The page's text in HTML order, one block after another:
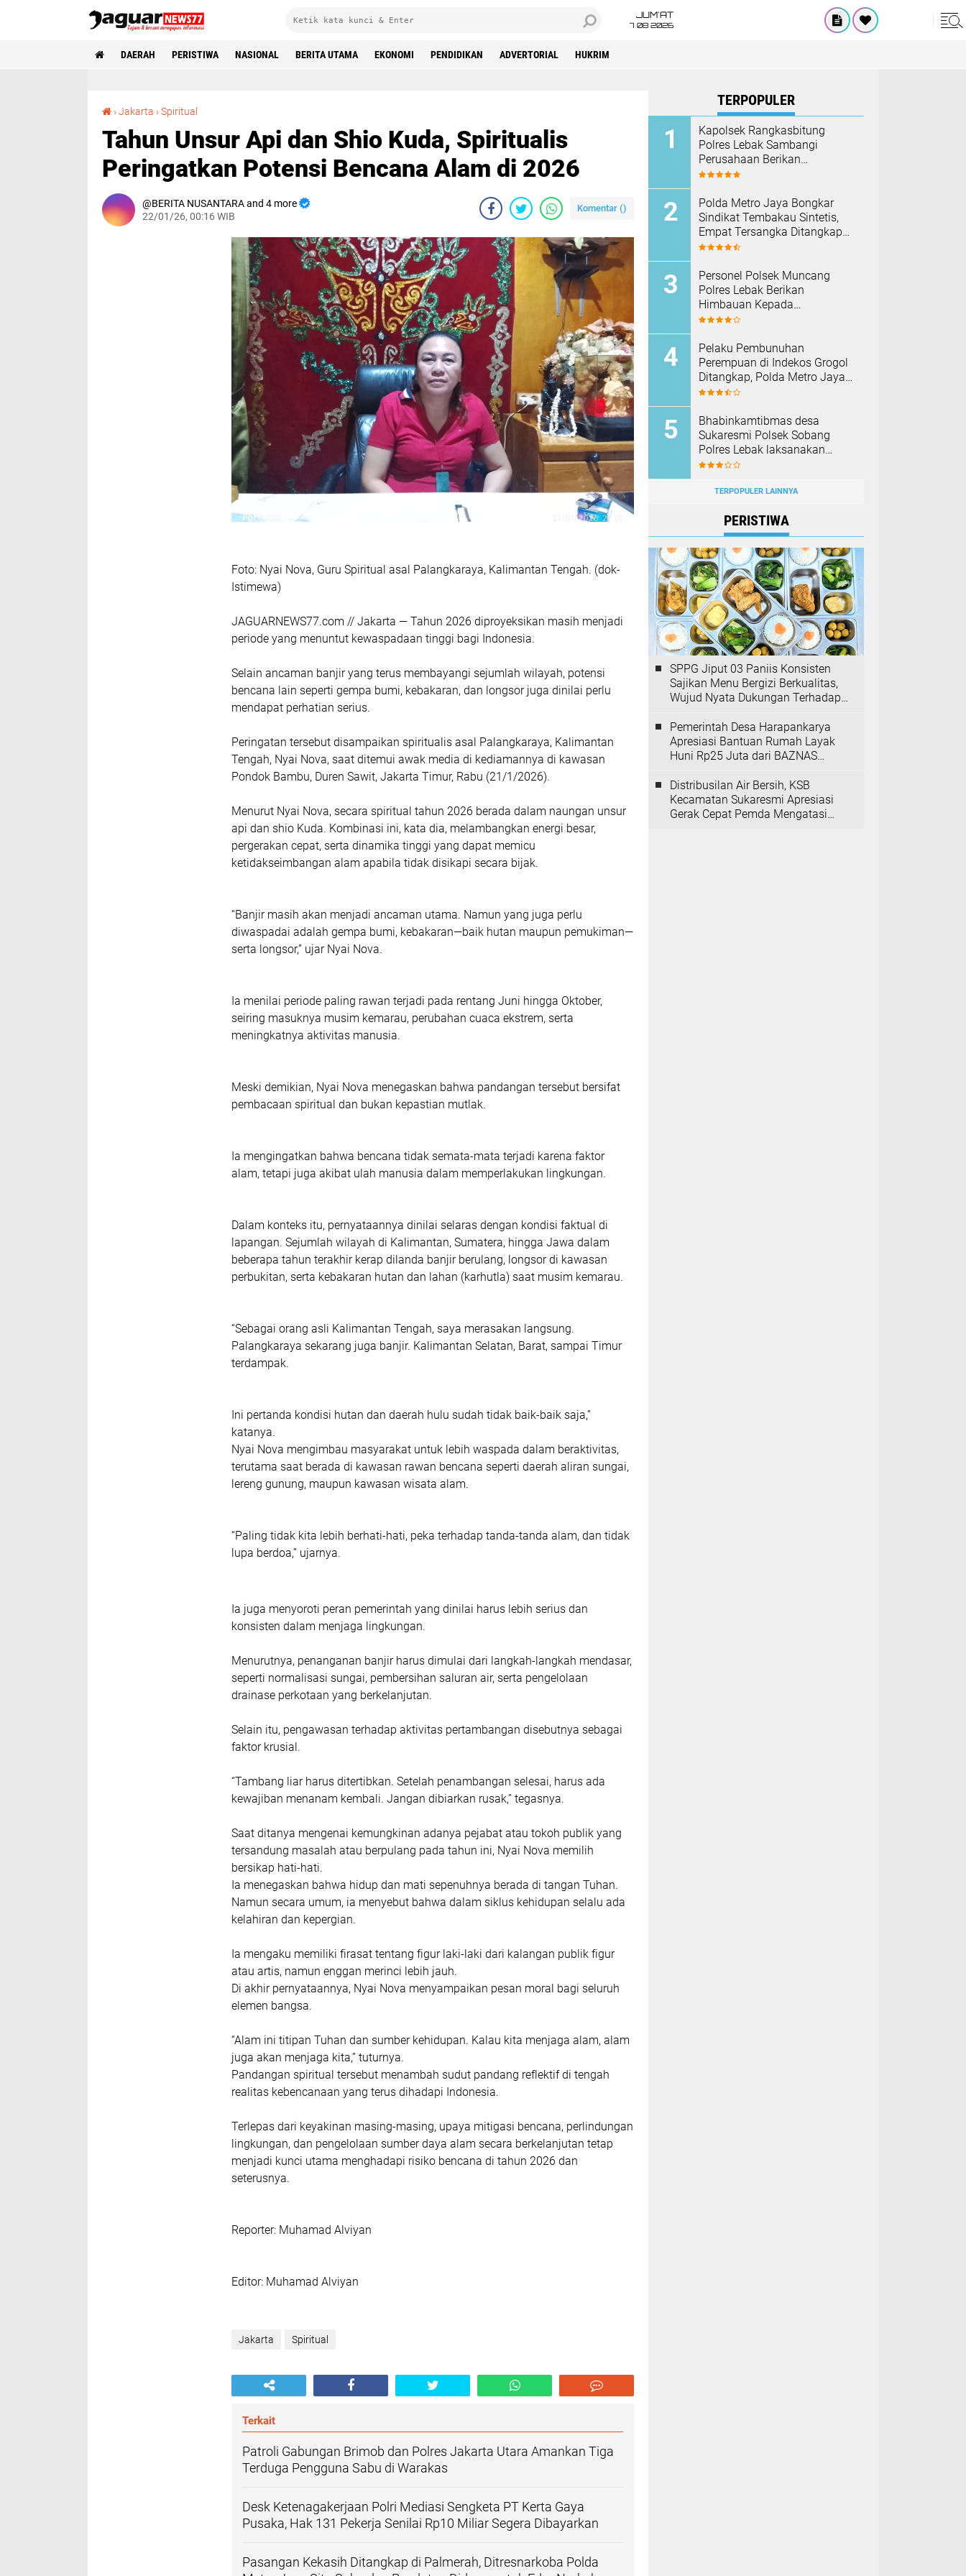
JUM'AT
7 08 2026
DAERAH PERISTIWA NASIONAL BERITA UTAMA EKONOMI PENDIDIKAN ADVERTORIAL HUKRIM
›Jakarta ›Spiritual
Tahun Unsur Api dan Shio Kuda, Spiritualis
Peringatkan Potensi Bencana Alam di 2026
BERITA NUSANTARA and 4 more
22/01/26, 00:16 WIB
Komentar ()
Foto: Nyai Nova, Guru Spiritual asal Palangkaraya, Kalimantan Tengah. (dok-
Istimewa)
JAGUARNEWS77.com // Jakarta — Tahun 2026 diproyeksikan masih menjadi
periode yang menuntut kewaspadaan tinggi bagi Indonesia.
Selain ancaman banjir yang terus membayangi sejumlah wilayah, potensi
bencana lain seperti gempa bumi, kebakaran, dan longsor juga dinilai perlu
mendapat perhatian serius.
Peringatan tersebut disampaikan spiritualis asal Palangkaraya, Kalimantan
Tengah, Nyai Nova, saat ditemui awak media di kediamannya di kawasan
Pondok Bambu, Duren Sawit, Jakarta Timur, Rabu (21/1/2026).
Menurut Nyai Nova, secara spiritual tahun 2026 berada dalam naungan unsur
api dan shio Kuda. Kombinasi ini, kata dia, melambangkan energi besar,
pergerakan cepat, serta dinamika tinggi yang dapat memicu
ketidakseimbangan alam apabila tidak disikapi secara bijak.
“Banjir masih akan menjadi ancaman utama. Namun yang juga perlu
diwaspadai adalah gempa bumi, kebakaran—baik hutan maupun pemukiman—
serta longsor,” ujar Nyai Nova.
Ia menilai periode paling rawan terjadi pada rentang Juni hingga Oktober,
seiring masuknya musim kemarau, perubahan cuaca ekstrem, serta
meningkatnya aktivitas manusia.
Meski demikian, Nyai Nova menegaskan bahwa pandangan tersebut bersifat
pembacaan spiritual dan bukan kepastian mutlak.
Ia mengingatkan bahwa bencana tidak semata-mata terjadi karena faktor
alam, tetapi juga akibat ulah manusia dalam memperlakukan lingkungan.
Dalam konteks itu, pernyataannya dinilai selaras dengan kondisi faktual di
lapangan. Sejumlah wilayah di Kalimantan, Sumatera, hingga Jawa dalam
beberapa tahun terakhir kerap dilanda banjir berulang, longsor di kawasan
perbukitan, serta kebakaran hutan dan lahan (karhutla) saat musim kemarau.
“Sebagai orang asli Kalimantan Tengah, saya merasakan langsung.
Palangkaraya sekarang juga banjir. Kalimantan Selatan, Barat, sampai Timur
terdampak.
Ini pertanda kondisi hutan dan daerah hulu sudah tidak baik-baik saja,”
katanya.
‎Nyai Nova mengimbau masyarakat untuk lebih waspada dalam beraktivitas,
terutama saat berada di kawasan rawan bencana seperti daerah aliran sungai,
lereng gunung, maupun kawasan wisata alam.
“Paling tidak kita lebih berhati-hati, peka terhadap tanda-tanda alam, dan tidak
lupa berdoa,” ujarnya.
Ia juga menyoroti peran pemerintah yang dinilai harus lebih serius dan
konsisten dalam menjaga lingkungan.
Menurutnya, penanganan banjir harus dimulai dari langkah-langkah mendasar,
seperti normalisasi sungai, pembersihan saluran air, serta pengelolaan
drainase perkotaan yang berkelanjutan.
Selain itu, pengawasan terhadap aktivitas pertambangan disebutnya sebagai
faktor krusial.
“Tambang liar harus ditertibkan. Setelah penambangan selesai, harus ada
kewajiban menanam kembali. Jangan dibiarkan rusak,” tegasnya.
‎Saat ditanya mengenai kemungkinan adanya pejabat atau tokoh publik yang
tersandung masalah atau berpulang pada tahun ini, Nyai Nova memilih
bersikap hati-hati.
Ia menegaskan bahwa hidup dan mati sepenuhnya berada di tangan Tuhan.
Namun secara umum, ia menyebut bahwa dalam siklus kehidupan selalu ada
kelahiran dan kepergian.
‎Ia mengaku memiliki firasat tentang figur laki-laki dari kalangan publik figur
atau artis, namun enggan merinci lebih jauh.
‎Di akhir pernyataannya, Nyai Nova menyampaikan pesan moral bagi seluruh
elemen bangsa.
“Alam ini titipan Tuhan dan sumber kehidupan. Kalau kita menjaga alam, alam
juga akan menjaga kita,” tuturnya.
‎Pandangan spiritual tersebut menambah sudut pandang reflektif di tengah
realitas kebencanaan yang terus dihadapi Indonesia.
Terlepas dari keyakinan masing-masing, upaya mitigasi bencana, perlindungan
lingkungan, dan pengelolaan sumber daya alam secara berkelanjutan tetap
menjadi kunci utama menghadapi risiko bencana di tahun 2026 dan
seterusnya.
Reporter: Muhamad Alviyan
‎Editor: Muhamad Alviyan
Jakarta Spiritual
Terkait
‎Patroli Gabungan Brimob dan Polres Jakarta Utara Amankan Tiga
Terduga Pengguna Sabu di Warakas‎
‎Desk Ketenagakerjaan Polri Mediasi Sengketa PT Kerta Gaya
Pusaka, Hak 131 Pekerja Senilai Rp10 Miliar Segera Dibayarkan
‎Pasangan Kekasih Ditangkap di Palmerah, Ditresnarkoba Polda
TERPOPULER
Kapolsek Rangkasbitung
Polres Lebak Sambangi
Perusahaan Berikan
Himbauan Cegah Kebakaran
‎Polda Metro Jaya Bongkar
Sindikat Tembakau Sintetis,
Empat Tersangka Ditangkap
dan Hampir Satu Kilogram
Personel Polsek Muncang
Polres Lebak Berikan
Himbauan Kepada
Masyarakat Agar Tidak
Pelaku Pembunuhan
Perempuan di Indekos Grogol
Ditangkap, Polda Metro Jaya
Sita Palu dan Sejumlah
Bhabinkamtibmas desa
Sukaresmi Polsek Sobang
Polres Lebak laksanakan
Sambang di Desa binaanya
TERPOPULER LAINNYA
PERISTIWA
SPPG Jiput 03 Paniis Konsisten
Sajikan Menu Bergizi Berkualitas,
Wujud Nyata Dukungan Terhadap
Pemerintah Desa Harapankarya
Apresiasi Bantuan Rumah Layak
Huni Rp25 Juta dari BAZNAS
Distribusilan Air Bersih, KSB
Kecamatan Sukaresmi Apresiasi
Gerak Cepat Pemda Mengatasi